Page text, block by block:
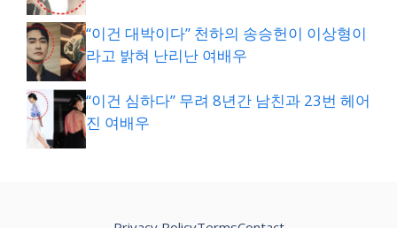
“이건 대박이다” 천하의 송승헌이 이상형이
라고 밝혀 난리난 여배우
“이건 심하다” 무려 8년간 남친과 23번 헤어
진 여배우